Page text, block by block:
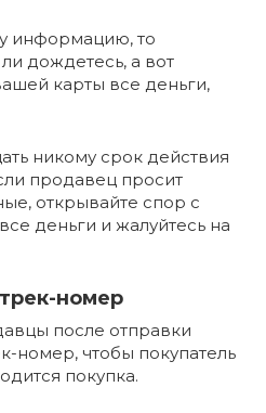
информацию, то
дождетесь, а вот
карты все деньги,
никому срок действия
продавец просит
открывайте спор с
деньги и жалуйтесь на
номер
после отправки
номер, чтобы покупатель
покупка.